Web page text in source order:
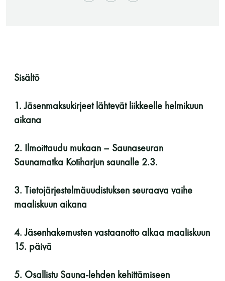
torstai
perjantai ja lauantai
jaettu lauantai
Sisältö
1. Jäsenmaksukirjeet lähtevät liikkeelle helmikuun
aikana
2. Ilmoittaudu mukaan – Saunaseuran
Saunamatka Kotiharjun saunalle 2.3.
3. Tietojärjestelmäuudistuksen seuraava vaihe
maaliskuun aikana
4. Jäsenhakemusten vastaanotto alkaa maaliskuun
15. päivä
5. Osallistu Sauna-lehden kehittämiseen